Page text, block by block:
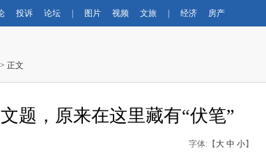
投诉 论坛 图片 视频 文旅 经济 房产
> 正文
题，原来在这里藏有“伏笔”
字体:【 大 中 小】